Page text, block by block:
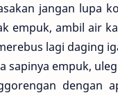
jangan lupa
empuk, ambil air
lagi daging
sapinya empuk,
dengan